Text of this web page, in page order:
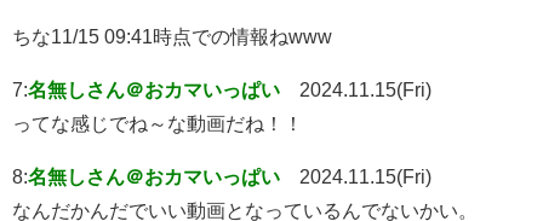
ちな11/15 09:41時点での情報ねwww
7:名無しさん＠おカマいっぱい
2024.11.15(Fri)
ってな感じでね～な動画だね！！
8:名無しさん＠おカマいっぱい
2024.11.15(Fri)
なんだかんだでいい動画となっているんでないかい。